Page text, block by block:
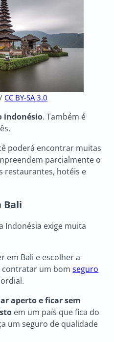
/ CC BY-SA 3.0
indonésio. Também é
poderá encontrar muitas
parcialmente o
restaurantes, hotéis e
Bali
Indonésia exige muita
em Bali e escolher a
contratar um bomseguro
aperto e ficar sem
em um país que fica do
um seguro de qualidade